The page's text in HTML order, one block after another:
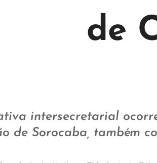
de
intersecretarial
de Sorocaba, também